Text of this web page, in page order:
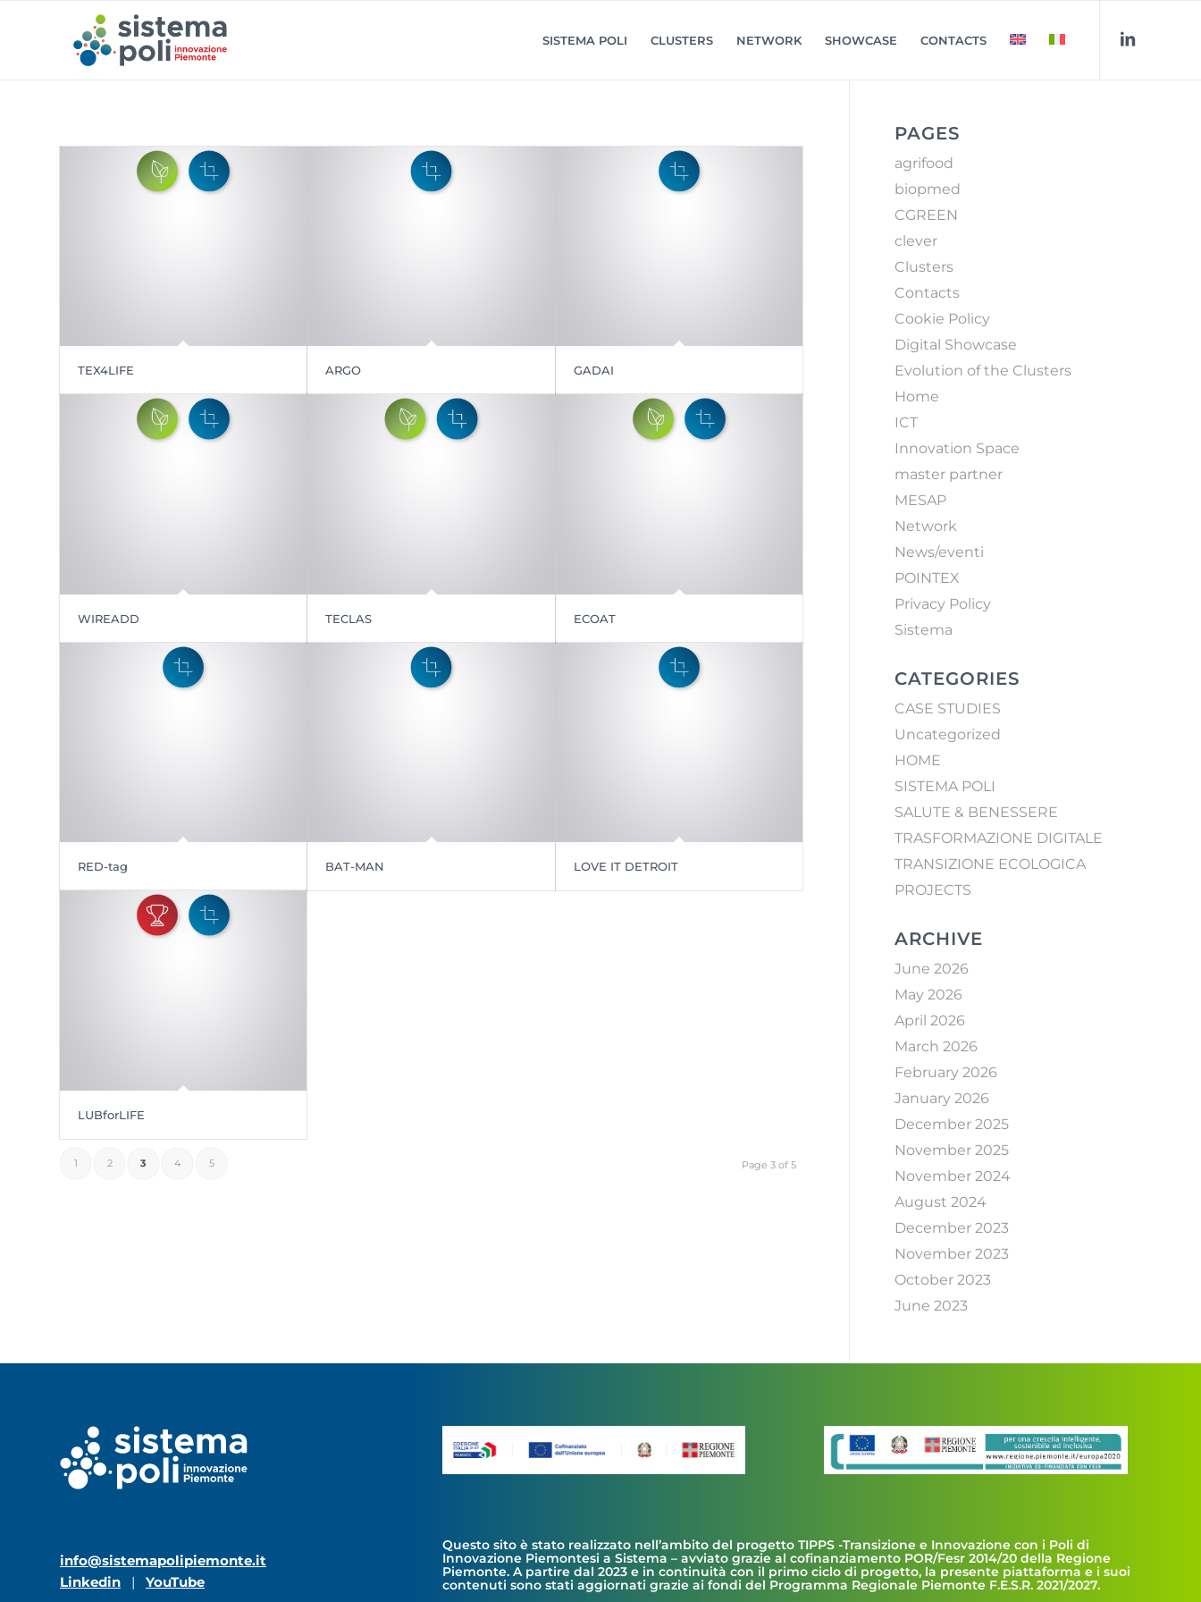
SISTEMA POLI CLUSTERS NETWORK SHOWCASE CONTACTS
TEX4LIFE ARGO GADAI
WIREADD TECLAS ECOAT
RED-tag BAT-MAN LOVE IT DETROIT
LUBforLIFE
Page 3 of 5
1 2 3 4 5
PAGES
agrifood
biopmed
CGREEN
clever
Clusters
Contacts
Cookie Policy
Digital Showcase
Evolution of the Clusters
Home
ICT
Innovation Space
master partner
MESAP
Network
News/eventi
POINTEX
Privacy Policy
Sistema
CATEGORIES
CASE STUDIES
Uncategorized
HOME
SISTEMA POLI
SALUTE & BENESSERE
TRASFORMAZIONE DIGITALE
TRANSIZIONE ECOLOGICA
PROJECTS
ARCHIVE
June 2026
May 2026
April 2026
March 2026
February 2026
January 2026
December 2025
November 2025
November 2024
August 2024
December 2023
November 2023
October 2023
June 2023
info@sistemapolipiemonte.it
Linkedin
| YouTube
Questo sito è stato realizzato nell’ambito del progetto TIPPS -Transizione e Innovazione con i Poli di
Innovazione Piemontesi a Sistema – avviato grazie al cofinanziamento POR/Fesr 2014/20 della Regione
Piemonte. A partire dal 2023 e in continuità con il primo ciclo di progetto, la presente piattaforma e i suoi
contenuti sono stati aggiornati grazie ai fondi del Programma Regionale Piemonte F.E.S.R. 2021/2027.